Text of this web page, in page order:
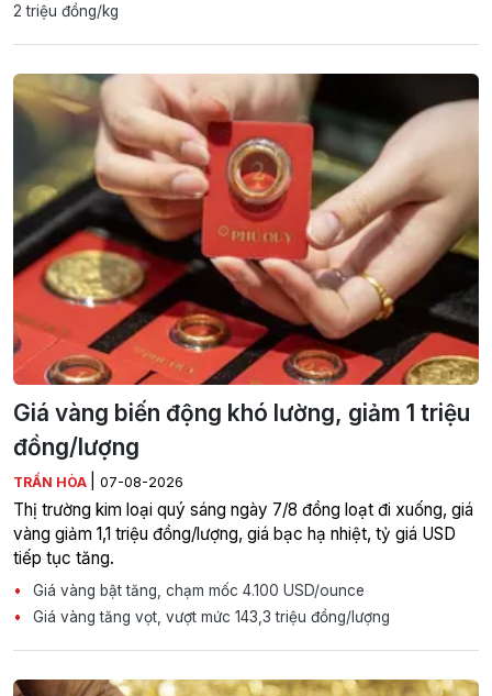
2 triệu đồng/kg
Giá vàng biến động khó lường, giảm 1 triệu
đồng/lượng
TRẦN HÒA 07-08-2026
Thị trường kim loại quý sáng ngày 7/8 đồng loạt đi xuống, giá
vàng giảm 1,1 triệu đồng/lượng, giá bạc hạ nhiệt, tỷ giá USD
tiếp tục tăng.
Giá vàng bật tăng, chạm mốc 4.100 USD/ounce
Giá vàng tăng vọt, vượt mức 143,3 triệu đồng/lượng